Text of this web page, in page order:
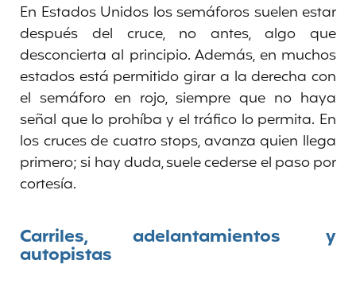
En Estados Unidos los semáforos suelen estar
después del cruce, no antes, algo que
desconcierta al principio. Además, en muchos
estados está permitido girar a la derecha con
el semáforo en rojo, siempre que no haya
señal que lo prohíba y el tráfico lo permita. En
los cruces de cuatro stops, avanza quien llega
primero; si hay duda, suele cederse el paso por
cortesía.
Carriles, adelantamientos y
autopistas